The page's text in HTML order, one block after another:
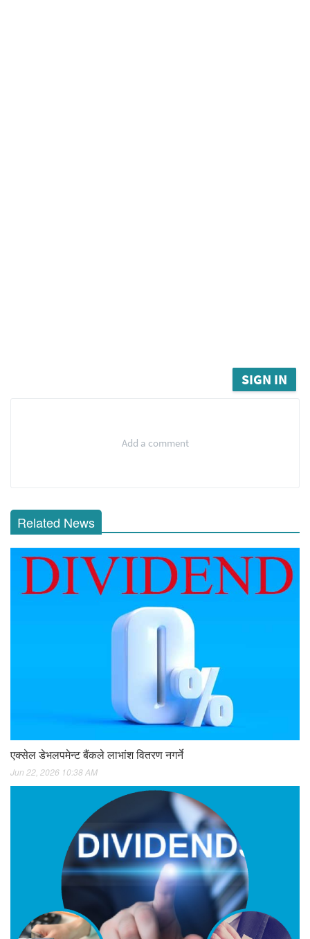
SIGN IN
Add a comment
Related News
एक्सेल डेभलपमेन्ट बैंकले लाभांश वितरण नगर्ने
Jun 22, 2026 10:38 AM